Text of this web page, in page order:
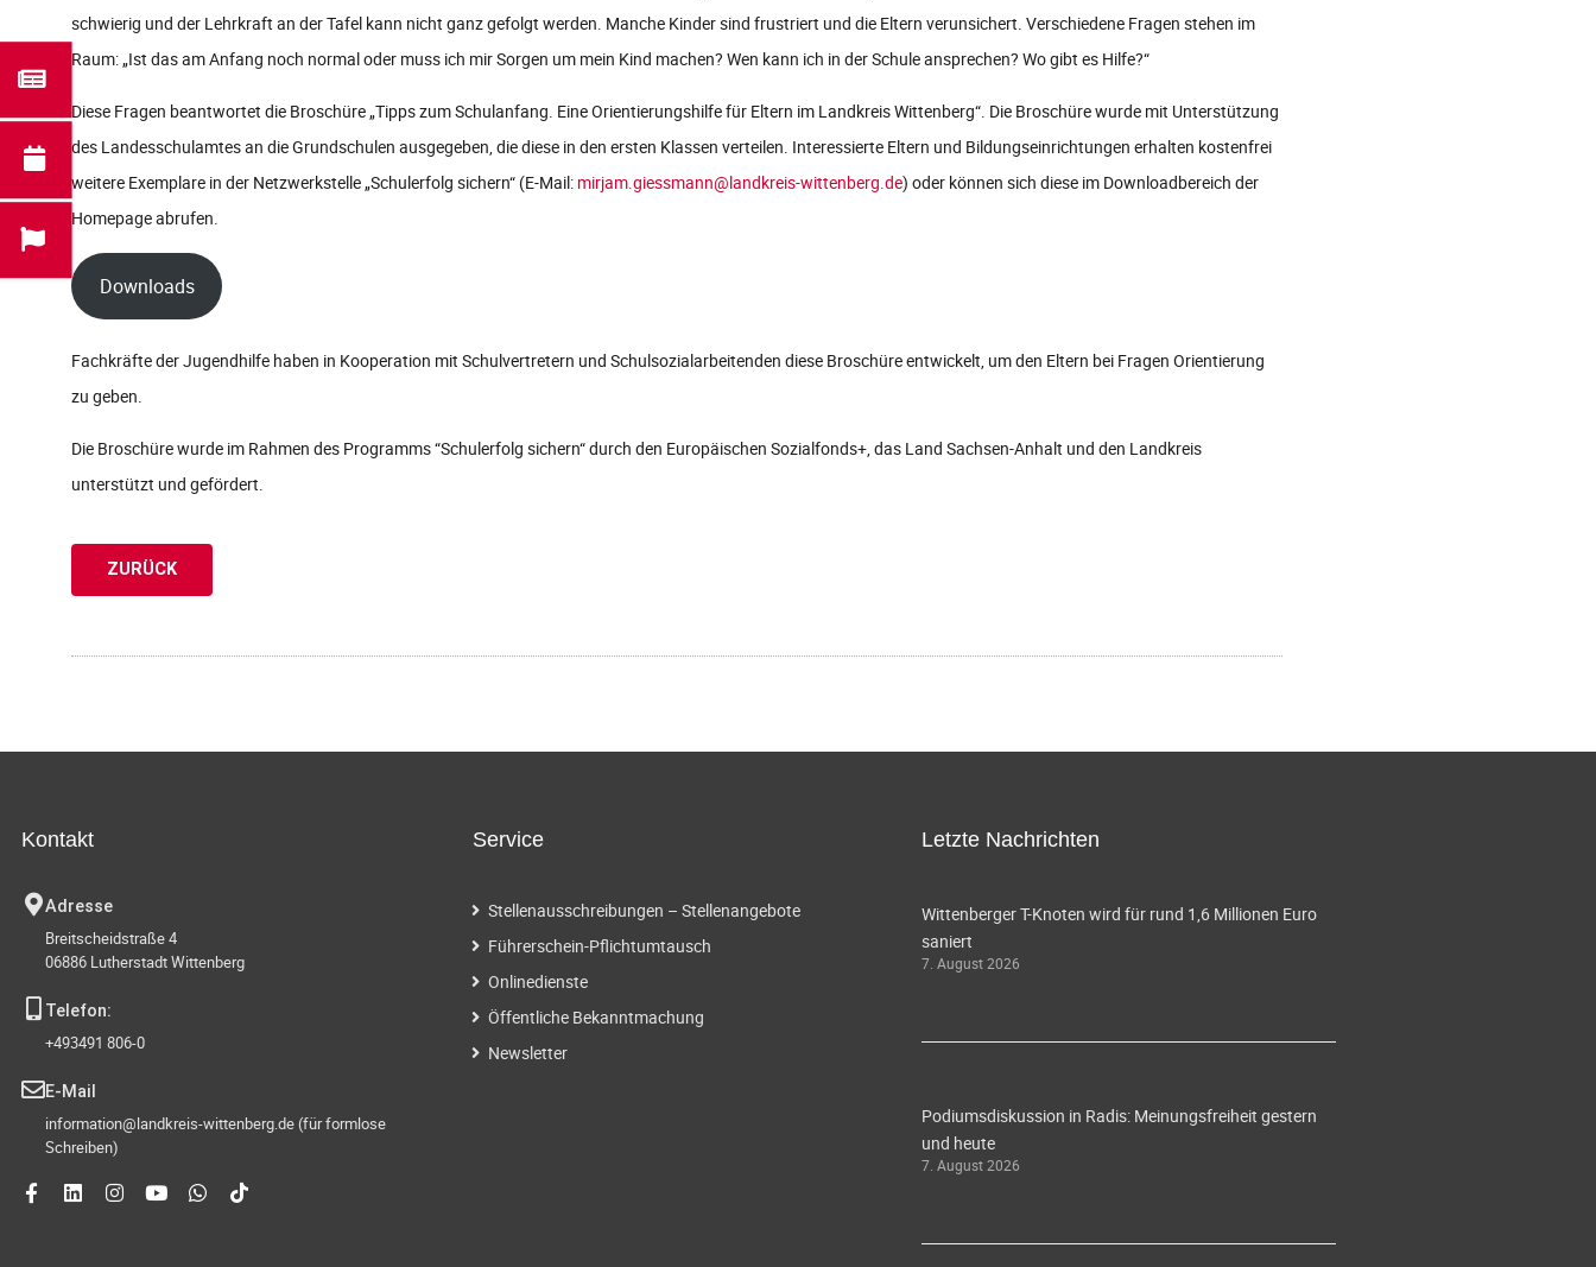
schwierig und der Lehrkraft an der Tafel kann nicht ganz gefolgt werden. Manche Kinder sind frustriert und die Eltern verunsichert. Verschiedene Fragen stehen im
Raum: „Ist das am Anfang noch normal oder muss ich mir Sorgen um mein Kind machen? Wen kann ich in der Schule ansprechen? Wo gibt es Hilfe?“
Diese Fragen beantwortet die Broschüre „Tipps zum Schulanfang. Eine Orientierungshilfe für Eltern im Landkreis Wittenberg“. Die Broschüre wurde mit Unterstützung
des Landesschulamtes an die Grundschulen ausgegeben, die diese in den ersten Klassen verteilen. Interessierte Eltern und Bildungseinrichtungen erhalten kostenfrei
weitere Exemplare in der Netzwerkstelle „Schulerfolg sichern“ (E-Mail: mirjam.giessmann@landkreis-wittenberg.de) oder können sich diese im Downloadbereich der
Homepage abrufen.
Downloads
Fachkräfte der Jugendhilfe haben in Kooperation mit Schulvertretern und Schulsozialarbeitenden diese Broschüre entwickelt, um den Eltern bei Fragen Orientierung
zu geben.
Die Broschüre wurde im Rahmen des Programms “Schulerfolg sichern“ durch den Europäischen Sozialfonds+, das Land Sachsen-Anhalt und den Landkreis
unterstützt und gefördert.
ZURÜCK
Kontakt
Adresse
Breitscheidstraße 4
06886 Lutherstadt Wittenberg
Telefon:
+493491 806-0
E-Mail
information@landkreis-wittenberg.de (für formlose
Schreiben)
Service
Stellenausschreibungen – Stellenangebote
Führerschein-Pflichtumtausch
Onlinedienste
Öffentliche Bekanntmachung
Newsletter
Letzte Nachrichten
Wittenberger T-Knoten wird für rund 1,6 Millionen Euro
saniert
7. August 2026
Podiumsdiskussion in Radis: Meinungsfreiheit gestern
und heute
7. August 2026